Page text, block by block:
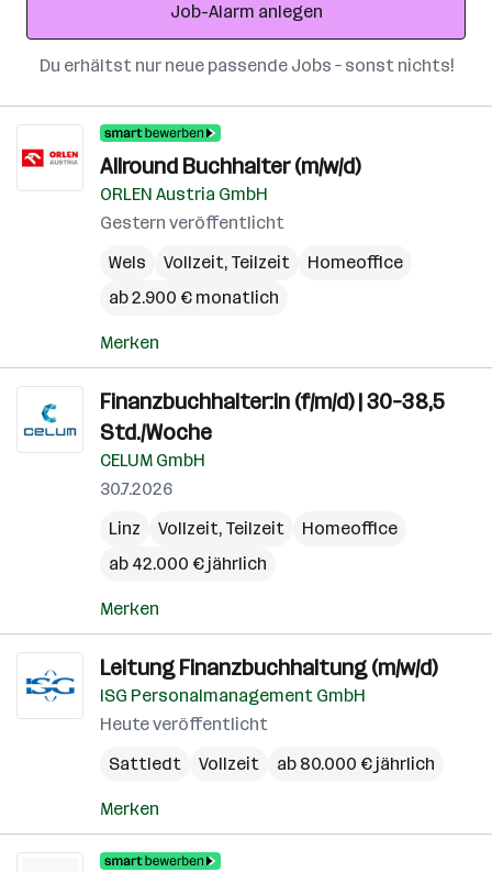
Job-Alarm anlegen
Du erhältst nur neue passende Jobs – sonst nichts!
Allround Buchhalter (m/w/d)
ORLEN Austria GmbH
Gestern veröffentlicht
Wels
Vollzeit, Teilzeit
Homeoffice
ab 2.900 € monatlich
Merken
Finanzbuchhalter:in (f/m/d) | 30–38,5
Std./Woche
CELUM GmbH
30.7.2026
Linz
Vollzeit, Teilzeit
Homeoffice
ab 42.000 € jährlich
Merken
Leitung Finanzbuchhaltung (m/w/d)
ISG Personalmanagement GmbH
Heute veröffentlicht
Sattledt
Vollzeit ab 80.000 € jährlich
Merken